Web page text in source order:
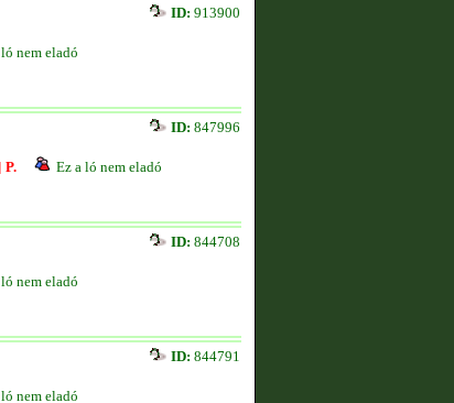
ID: 913900
nem eladó
ID: 847996
P. Ez a ló nem eladó
ID: 844708
nem eladó
ID: 844791
nem eladó